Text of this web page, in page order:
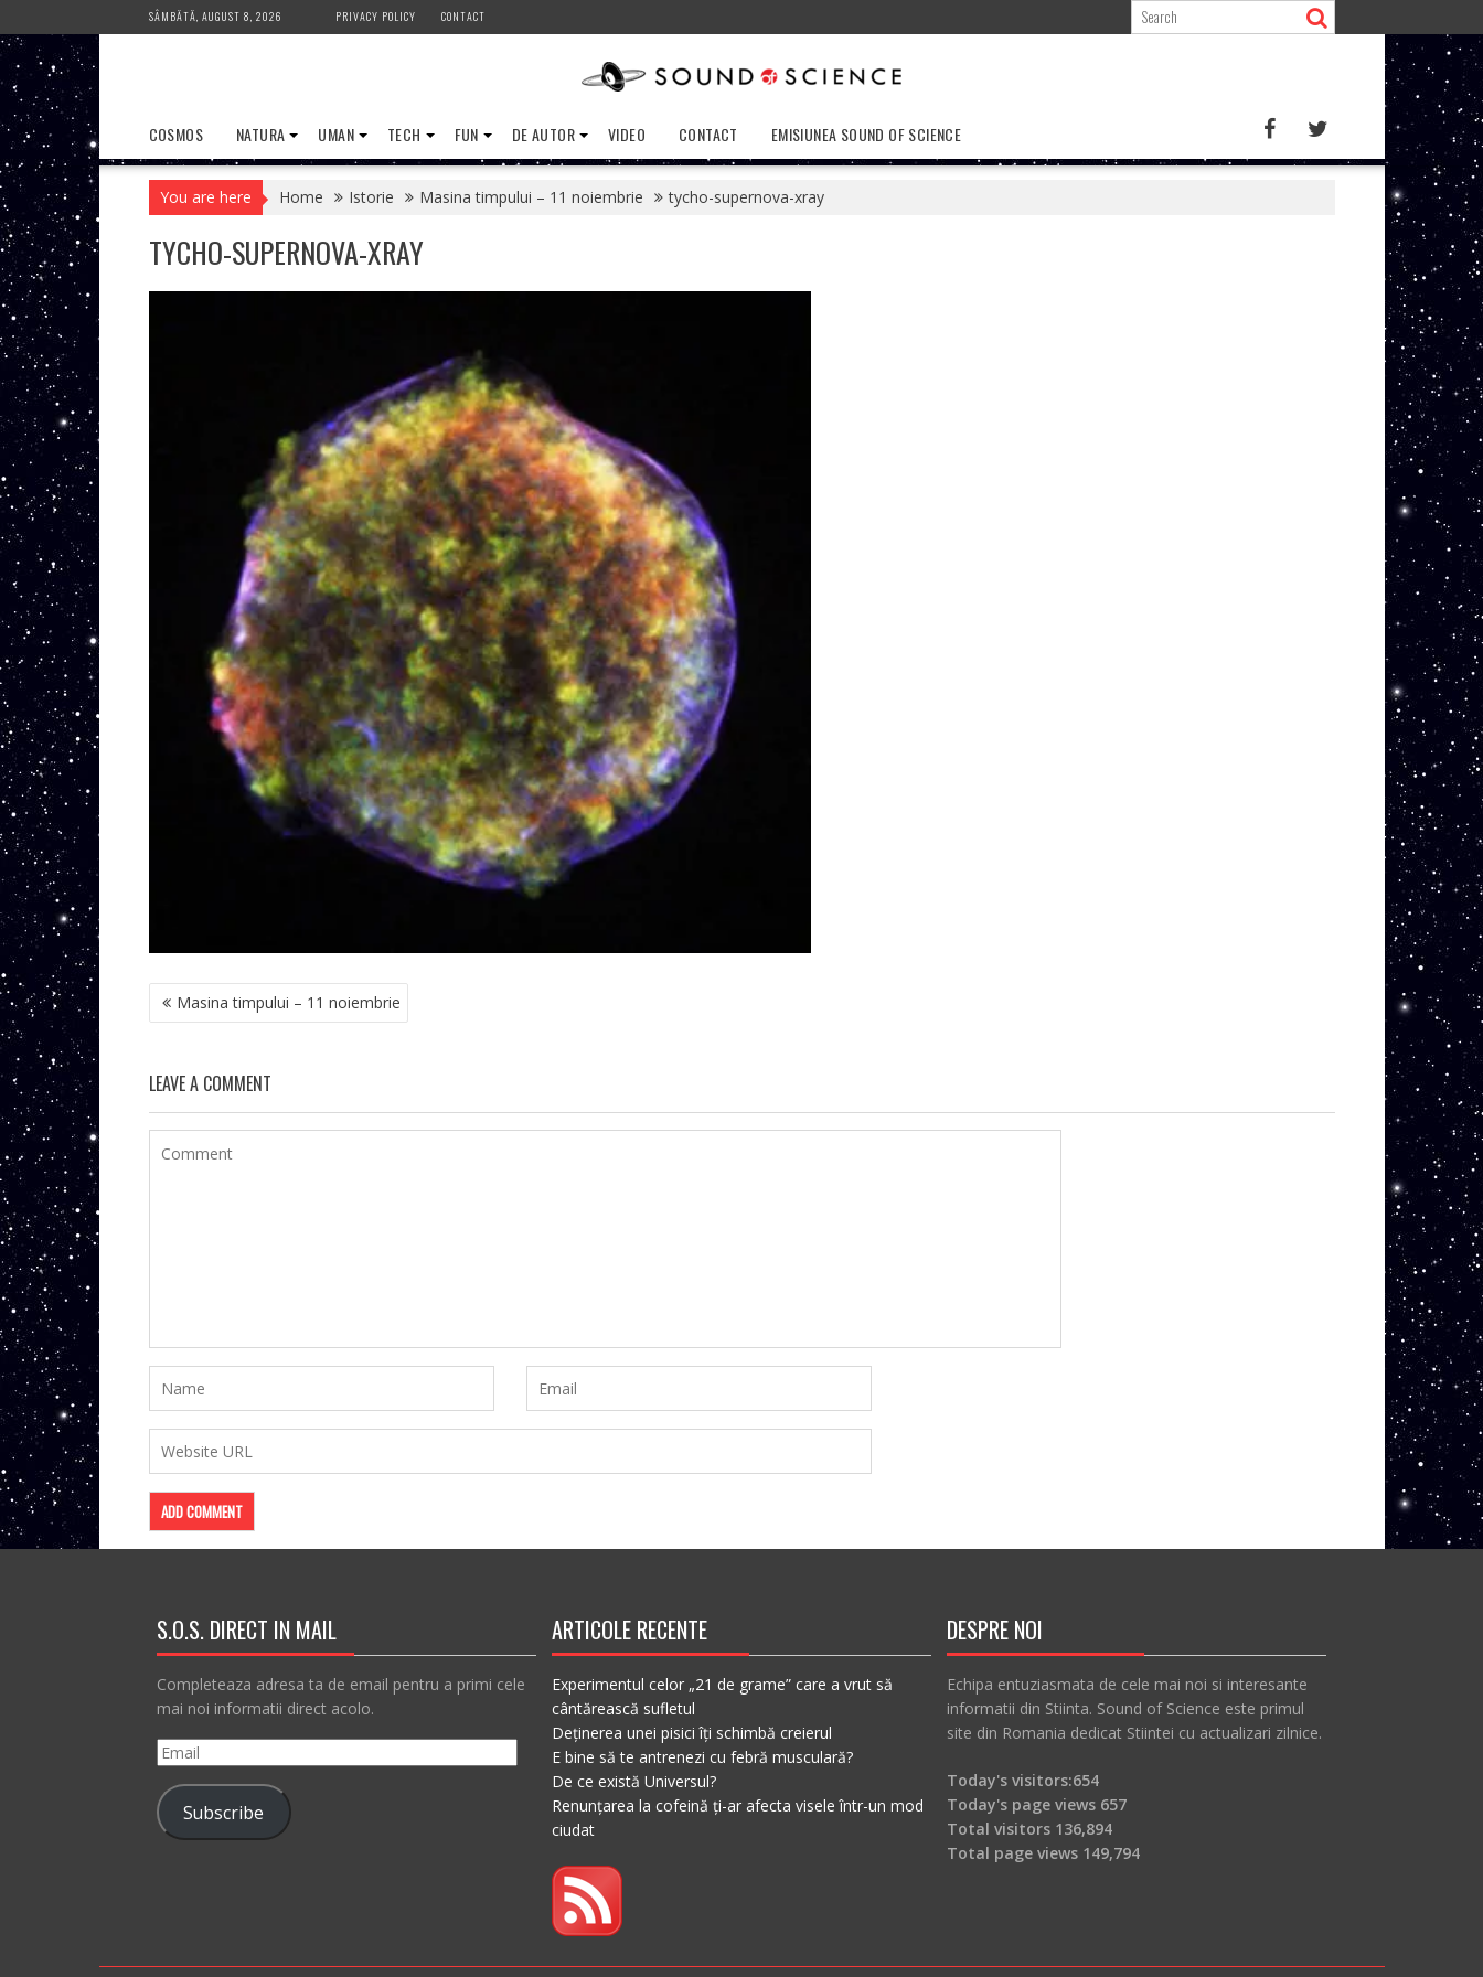
to
content
SÂMBĂTĂ, AUGUST 8, 2026 PRIVACY POLICY CONTACT
COSMOS NATURA UMAN TECH FUN DE AUTOR VIDEO CONTACT EMISIUNEA SOUND OF SCIENCE
You are here Home Istorie Masina timpului – 11 noiembrie tycho-supernova-xray
TYCHO-SUPERNOVA-XRAY
NAVIGARE
ÎN Masina timpului – 11 noiembrie
LEAVE A COMMENT
S.O.S. DIRECT IN MAIL
Completeaza adresa ta de email pentru a primi cele
mai noi informatii direct acolo.
Email
Subscribe
ARTICOLE RECENTE
Experimentul celor „21 de grame” care a vrut să
cântărească sufletul
Deținerea unei pisici îți schimbă creierul
E bine să te antrenezi cu febră musculară?
De ce există Universul?
Renunțarea la cofeină ți-ar afecta visele într-un mod
ciudat
DESPRE NOI
Echipa entuziasmata de cele mai noi si interesante
informatii din Stiinta. Sound of Science este primul
site din Romania dedicat Stiintei cu actualizari zilnice.
Today's visitors:654
Today's page views 657
Total visitors 136,894
Total page views 149,794